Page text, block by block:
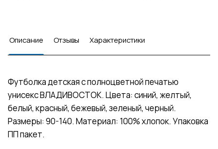
Описание Отзывы Характеристики
Футболка детская с полноцветной печатью
унисекс ВЛАДИВОСТОК. Цвета: синий, желтый,
белый, красный, бежевый, зеленый, черный.
Размеры: 90-140. Материал: 100% хлопок. Упаковка
ПП пакет.